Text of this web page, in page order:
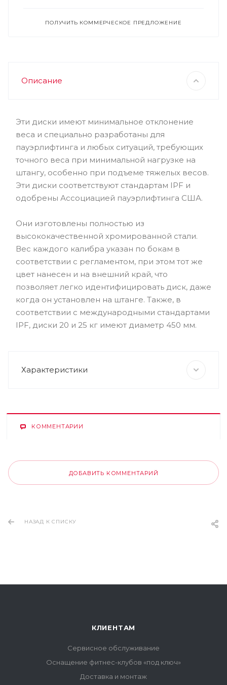
ПОЛУЧИТЬ КОММЕРЧЕСКОЕ ПРЕДЛОЖЕНИЕ
Описание
Эти диски имеют минимальное отклонение
веса и специально разработаны для
пауэрлифтинга и любых ситуаций, требующих
точного веса при минимальной нагрузке на
штангу, особенно при подъеме тяжелых весов.
Эти диски соответствуют стандартам IPF и
одобрены Ассоциацией пауэрлифтинга США.
Они изготовлены полностью из
высококачественной хромированной стали.
Вес каждого калибра указан по бокам в
соответствии с регламентом, при этом тот же
цвет нанесен и на внешний край, что
позволяет легко идентифицировать диск, даже
когда он установлен на штанге. Также, в
соответствии с международными стандартами
IPF, диски 20 и 25 кг имеют диаметр 450 мм.
Характеристики
КОММЕНТАРИИ
ДОБАВИТЬ КОММЕНТАРИЙ
НАЗАД К СПИСКУ
КЛИЕНТАМ
Сервисное обслуживание
Оснащение фитнес-клубов «под ключ»
Доставка и монтаж